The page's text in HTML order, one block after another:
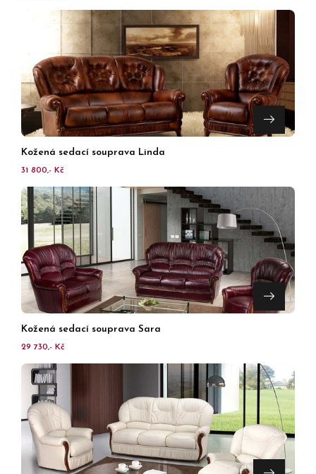
Kožená sedací souprava Linda
31 800,- Kč
Kožená sedací souprava Sara
29 730,- Kč